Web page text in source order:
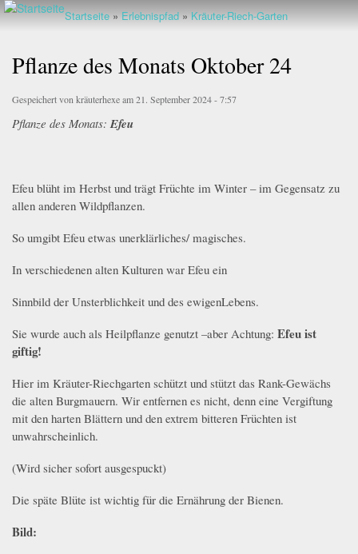
Direkt
zum
Walderlebnis
Frankenstein
Sie sind hierStartseite»Erlebnispfad»Kräuter-Riech-Garten
Pflanze des Monats Oktober 24
Gespeichert von kräuterhexeam 21. September 2024 - 7:57
Pflanze des Monats:Efeu
Efeu blüht im Herbst und trägt Früchte im Winter – im Gegensatz zu
allen anderen Wildpflanzen.
So umgibt Efeu etwas unerklärliches/ magisches.
In verschiedenen alten Kulturen war Efeu ein
Sinnbild der Unsterblichkeit und des ewigenLebens.
Sie wurde auch als Heilpflanze genutzt –aber Achtung: Efeu ist
giftig!
Hier im Kräuter-Riechgarten schützt und stützt das Rank-Gewächs
die alten Burgmauern. Wir entfernen es nicht, denn eine Vergiftung
mit den harten Blättern und den extrem bitteren Früchten ist
unwahrscheinlich.
(Wird sicher sofort ausgespuckt)
Die späte Blüte ist wichtig für die Ernährung der Bienen.
Bild: